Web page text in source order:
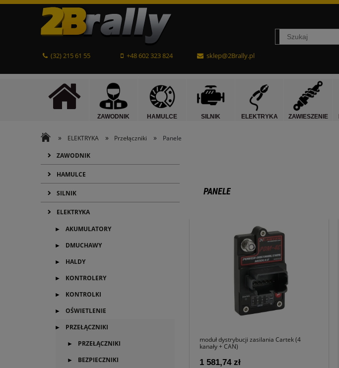
(32) 215 61 55 +48 602 323 824 sklep@2Brally.pl
ZAWODNIK HAMULCE SILNIK ELEKTRYKA ZAWIESZENIE
» ELEKTRYKA » Przełączniki » Panele
ZAWODNIK
HAMULCE
SILNIK
ELEKTRYKA
AKUMULATORY
DMUCHAWY
HALDY
KONTROLERY
KONTROLKI
OŚWIETLENIE
PRZEŁĄCZNIKI
PRZEŁĄCZNIKI
BEZPIECZNIKI
PANELE
moduł dystrybucji zasilania Cartek (4
kanały + CAN)
1 581,74 zł